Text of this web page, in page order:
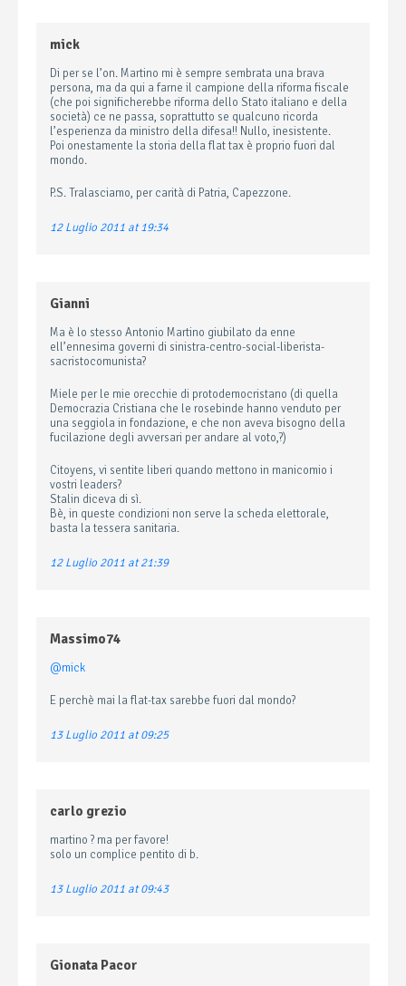
mick
Di per se l’on. Martino mi è sempre sembrata una brava
persona, ma da qui a farne il campione della riforma fiscale
(che poi significherebbe riforma dello Stato italiano e della
società) ce ne passa, soprattutto se qualcuno ricorda
l’esperienza da ministro della difesa!! Nullo, inesistente.
Poi onestamente la storia della flat tax è proprio fuori dal
mondo.
P.S. Tralasciamo, per carità di Patria, Capezzone.
12 Luglio 2011 at 19:34
Gianni
Ma è lo stesso Antonio Martino giubilato da enne
ell’ennesima governi di sinistra-centro-social-liberista-
sacristocomunista?
Miele per le mie orecchie di protodemocristano (di quella
Democrazia Cristiana che le rosebinde hanno venduto per
una seggiola in fondazione, e che non aveva bisogno della
fucilazione degli avversari per andare al voto,?)
Citoyens, vi sentite liberi quando mettono in manicomio i
vostri leaders?
Stalin diceva di sì.
Bè, in queste condizioni non serve la scheda elettorale,
basta la tessera sanitaria.
12 Luglio 2011 at 21:39
Massimo74
@mick
E perchè mai la flat-tax sarebbe fuori dal mondo?
13 Luglio 2011 at 09:25
carlo grezio
martino ? ma per favore!
solo un complice pentito di b.
13 Luglio 2011 at 09:43
Gionata Pacor